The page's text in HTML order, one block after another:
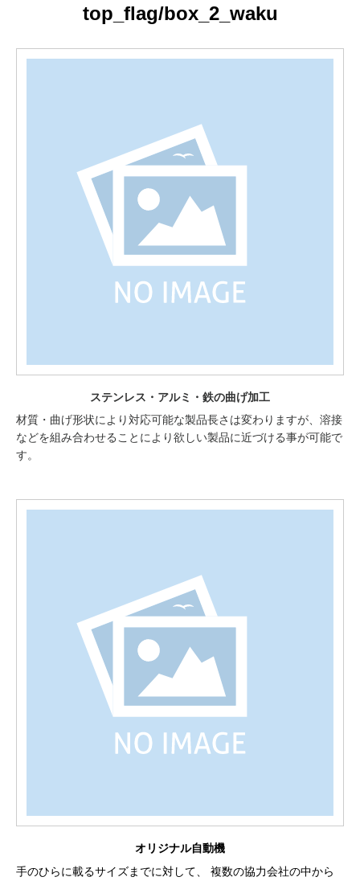
top_flag/box_2_waku
ステンレス・アルミ・鉄の曲げ加工
材質・曲げ形状により対応可能な製品長さは変わりますが、溶接
などを組み合わせることにより欲しい製品に近づける事が可能で
す。
オリジナル自動機
手のひらに載るサイズまでに対して、
複数の協力会社の中から